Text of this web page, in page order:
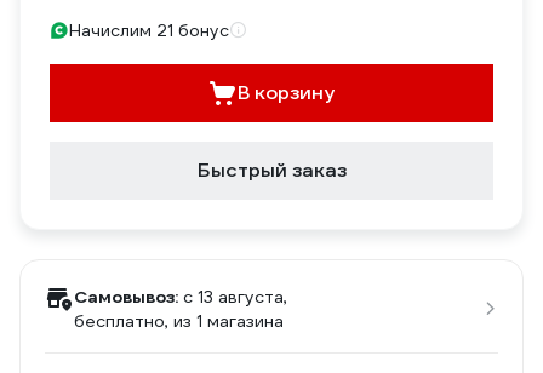
Начислим 21 бонус
В корзину
Быстрый заказ
Самовывоз: c 13 августа,
бесплатно, из 1 магазина